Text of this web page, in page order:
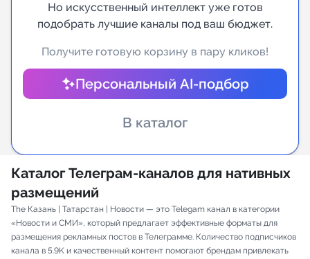
Индивидуальное сопровождение
Аналитика Telegram
Но искусственный интеллект уже готов
подобрать лучшие каналы под ваш бюджет.
Получите готовую корзину в пару кликов!
Персональный AI-подбор
В каталог
Каталог Телеграм-каналов для нативных
размещений
The Казань | Татарстан | Новости — это Telegam канал в категории
«Новости и СМИ», который предлагает эффективные форматы для
размещения рекламных постов в Телеграмме. Количество подписчиков
канала в 5.9K и качественный контент помогают брендам привлекать